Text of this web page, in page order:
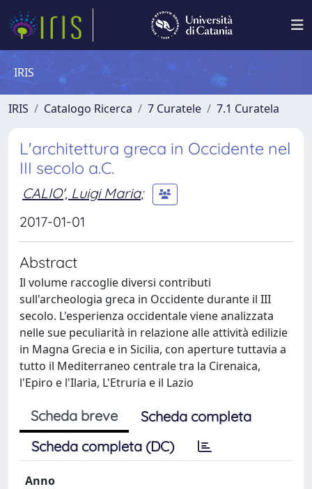
IRIS
IRIS Catalogo Ricerca 7 Curatele 7.1 Curatela
L'architettura greca in Occidente nel
III secolo a.C.
CALIO', Luigi Maria;
2017-01-01
Abstract
Il volume raccoglie diversi contributi
sull'archeologia greca in Occidente durante il III
secolo. L'esperienza occidentale viene analizzata
nelle sue peculiarità in relazione alle attività edilizie
in Magna Grecia e in Sicilia, con aperture tuttavia a
tutto il Mediterraneo centrale tra la Cirenaica,
l'Epiro e l'Ilaria, L'Etruria e il Lazio
Scheda breve
Scheda completa
Scheda completa (DC)
Anno